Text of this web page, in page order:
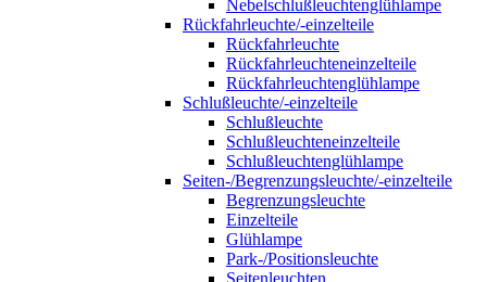
Nebelschlußleuchtenglühlampe
Rückfahrleuchte/-einzelteile
Rückfahrleuchte
Rückfahrleuchteneinzelteile
Rückfahrleuchtenglühlampe
Schlußleuchte/-einzelteile
Schlußleuchte
Schlußleuchteneinzelteile
Schlußleuchtenglühlampe
Seiten-/Begrenzungsleuchte/-einzelteile
Begrenzungsleuchte
Einzelteile
Glühlampe
Park-/Positionsleuchte
Seitenleuchten